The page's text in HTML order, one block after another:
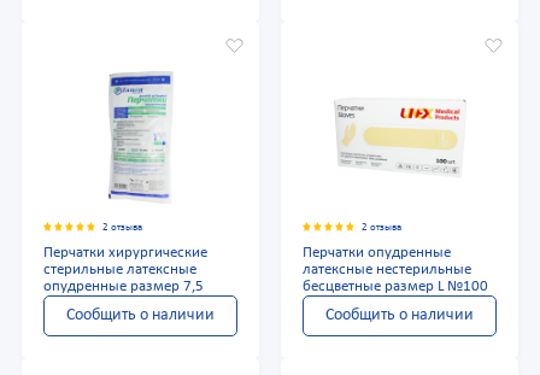
2 отзыва
Перчатки хирургические
стерильные латексные
опудренные размер 7,5
Сообщить о наличии
2 отзыва
Перчатки опудренные
латексные нестерильные
бесцветные размер L №100
Сообщить о наличии